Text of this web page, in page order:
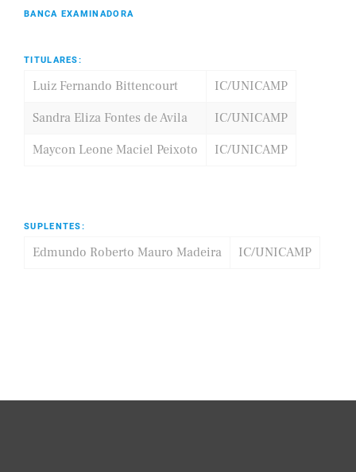
BANCA EXAMINADORA
TITULARES:
Luiz Fernando Bittencourt
IC/UNICAMP
Sandra Eliza Fontes de Avila
IC/UNICAMP
Maycon Leone Maciel Peixoto
IC/UNICAMP
SUPLENTES:
Edmundo Roberto Mauro Madeira IC/UNICAMP